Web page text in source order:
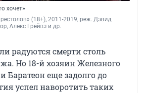
хочет»
(18+), 2011-2019, реж. Дэвид
, Алекс Грейвз и др.
радуются смерти столь
Но 18-й хозяин Железного
Баратеон еще задолго до
успел наворотить таких